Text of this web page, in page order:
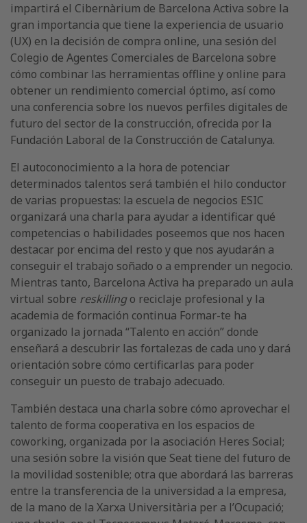
impartirá el Cibernàrium de Barcelona Activa sobre la
gran importancia que tiene la experiencia de usuario
(UX) en la decisión de compra online, una sesión del
Colegio de Agentes Comerciales de Barcelona sobre
cómo combinar las herramientas offline y online para
obtener un rendimiento comercial óptimo, así como
una conferencia sobre los nuevos perfiles digitales de
futuro del sector de la construcción, ofrecida por la
Fundación Laboral de la Construcción de Catalunya.
El autoconocimiento a la hora de potenciar
determinados talentos será también el hilo conductor
de varias propuestas: la escuela de negocios ESIC
organizará una charla para ayudar a identificar qué
competencias o habilidades poseemos que nos hacen
destacar por encima del resto y que nos ayudarán a
conseguir el trabajo soñado o a emprender un negocio.
Mientras tanto, Barcelona Activa ha preparado un aula
virtual sobre reskillingo reciclaje profesional y la
academia de formación continua Formar-te ha
organizado la jornada “Talento en acción” donde
enseñará a descubrir las fortalezas de cada uno y dará
orientación sobre cómo certificarlas para poder
conseguir un puesto de trabajo adecuado.
También destaca una charla sobre cómo aprovechar el
talento de forma cooperativa en los espacios de
coworking, organizada por la asociación Heres Social;
una sesión sobre la visión que Seat tiene del futuro de
la movilidad sostenible; otra que abordará las barreras
entre la transferencia de la universidad a la empresa,
de la mano de la Xarxa Universitària per a l’Ocupació;